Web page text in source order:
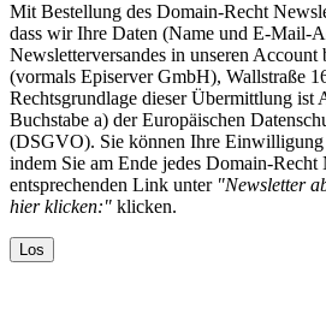
Mit Bestellung des Domain-Recht
dass wir Ihre Daten (Name und E-Mail-
Newsletterversandes in unseren
(vormals Episerver GmbH), Wallstraße
Rechtsgrundlage dieser Übermittlung ist
Buchstabe a) der Europäischen
(DSGVO). Sie können Ihre Einwilligung
indem Sie am Ende jedes Domain-Recht
entsprechenden Link unter "Newsletter
hier klicken:" klicken.